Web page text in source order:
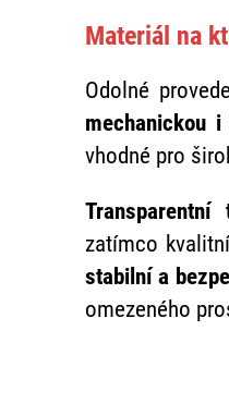
Materiál na
Odolné
mechanickou
vhodné pro
Transparentní
zatímco
stabilní a
omezeného